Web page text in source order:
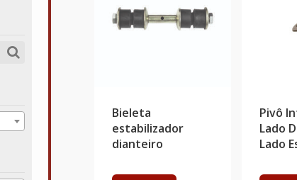
Bieleta
estabilizador
dianteiro
Pivô
Lado
Lado